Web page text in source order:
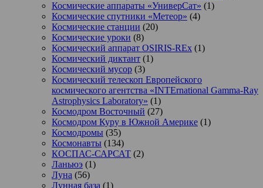
Космические аппараты «УниверСат» (1)
Космические спутники «Метеор» (4)
Космические станции (20)
Космические уроки (8)
Космический аппарат OSIRIS-REx (1)
Космический диктант (1)
Космический мусор (3)
Космический телескоп Европейского
космического агентства «INTErnational Gamma-Ray
Astrophysics Laboratory» (1)
Космодром Восточный (27)
Космодром Куру в Южной Америке (1)
Космодромы (35)
Космонавты (134)
КОСПАС-САРСАТ (2)
Ланьюэ (1)
Луна (56)
Лунная база (1)